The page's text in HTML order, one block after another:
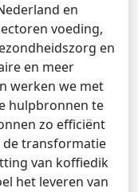
en
voeding,
en
en meer
werken we met
hulpbronnen te
zo efficiënt
de transformatie
van koffiedik
het leveren van